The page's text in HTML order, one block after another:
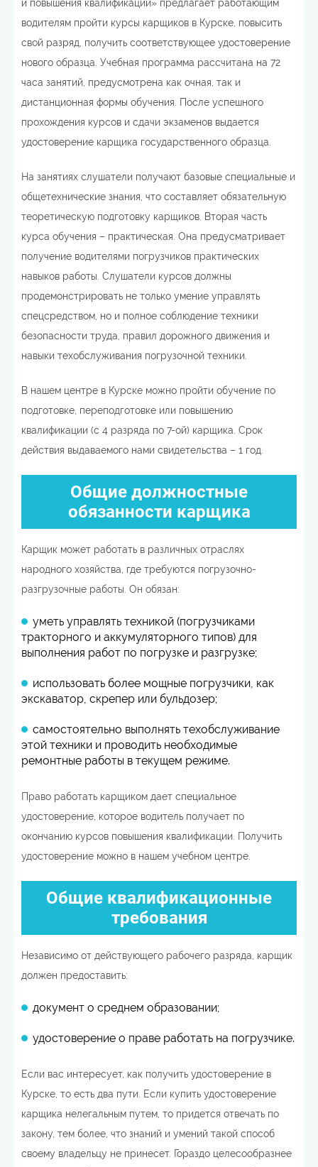
и повышения квалификации» предлагает работающим
водителям пройти курсы карщиков в Курске, повысить
свой разряд, получить соответствующее удостоверение
нового образца. Учебная программа рассчитана на 72
часа занятий, предусмотрена как очная, так и
дистанционная формы обучения. После успешного
прохождения курсов и сдачи экзаменов выдается
удостоверение карщика государственного образца.
На занятиях слушатели получают базовые специальные и
общетехнические знания, что составляет обязательную
теоретическую подготовку карщиков. Вторая часть
курса обучения – практическая. Она предусматривает
получение водителями погрузчиков практических
навыков работы. Слушатели курсов должны
продемонстрировать не только умение управлять
спецсредством, но и полное соблюдение техники
безопасности труда, правил дорожного движения и
навыки техобслуживания погрузочной техники.
В нашем центре в Курске можно пройти обучение по
подготовке, переподготовке или повышению
квалификации (с 4 разряда по 7-ой) карщика. Срок
действия выдаваемого нами свидетельства – 1 год.
Общие должностные
обязанности карщика
Карщик может работать в различных отраслях
народного хозяйства, где требуются погрузочно-
разгрузочные работы. Он обязан:
уметь управлять техникой (погрузчиками
тракторного и аккумуляторного типов) для
выполнения работ по погрузке и разгрузке;
использовать более мощные погрузчики, как
экскаватор, скрепер или бульдозер;
самостоятельно выполнять техобслуживание
этой техники и проводить необходимые
ремонтные работы в текущем режиме.
Право работать карщиком дает специальное
удостоверение, которое водитель получает по
окончанию курсов повышения квалификации. Получить
удостоверение можно в нашем учебном центре.
Общие квалификационные
требования
Независимо от действующего рабочего разряда, карщик
должен предоставить:
документ о среднем образовании;
удостоверение о праве работать на погрузчике.
Если вас интересует, как получить удостоверение в
Курске, то есть два пути. Если купить удостоверение
карщика нелегальным путем, то придется отвечать по
закону, тем более, что знаний и умений такой способ
своему владельцу не принесет. Гораздо целесообразнее